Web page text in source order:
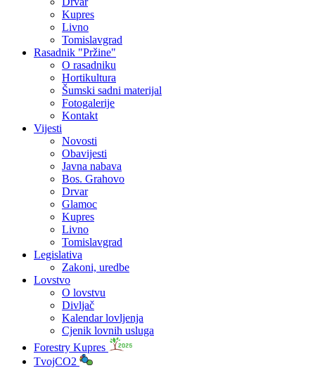
Kupres
Livno
Tomislavgrad
Rasadnik "Pržine"
O rasadniku
Hortikultura
Šumski sadni materijal
Fotogalerije
Kontakt
Vijesti
Novosti
Obavijesti
Javna nabava
Bos. Grahovo
Drvar
Glamoc
Kupres
Livno
Tomislavgrad
Legislativa
Zakoni, uredbe
Lovstvo
O lovstvu
Divljač
Kalendar lovljenja
Cjenik lovnih usluga
Forestry Kupres
TvojCO2